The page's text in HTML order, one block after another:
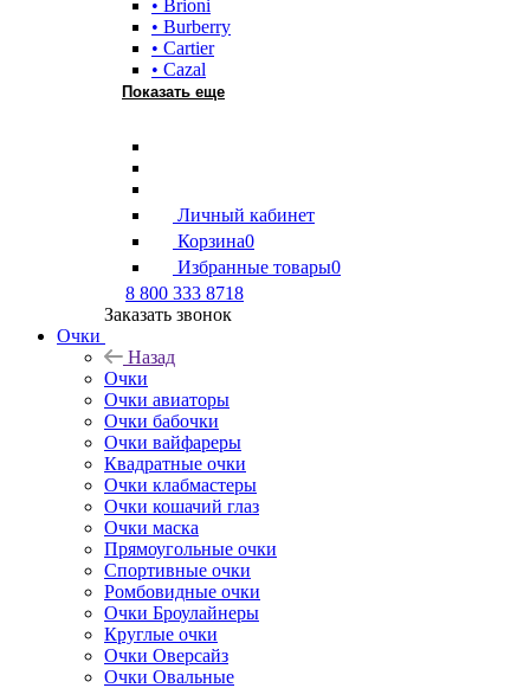
• Brioni
• Burberry
• Cartier
• Cazal
Показать еще
Личный кабинет
Корзина0
Избранные товары0
8 800 333 8718
Заказать звонок
Очки
Назад
Очки
Очки авиаторы
Очки бабочки
Очки вайфареры
Квадратные очки
Очки клабмастеры
Очки кошачий глаз
Очки маска
Прямоугольные очки
Спортивные очки
Ромбовидные очки
Очки Броулайнеры
Круглые очки
Очки Оверсайз
Очки Овальные